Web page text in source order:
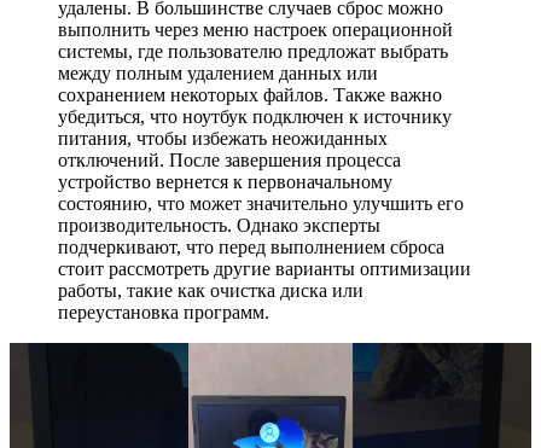
удалены. В большинстве случаев сброс можно
выполнить через меню настроек операционной
системы, где пользователю предложат выбрать
между полным удалением данных или
сохранением некоторых файлов. Также важно
убедиться, что ноутбук подключен к источнику
питания, чтобы избежать неожиданных
отключений. После завершения процесса
устройство вернется к первоначальному
состоянию, что может значительно улучшить его
производительность. Однако эксперты
подчеркивают, что перед выполнением сброса
стоит рассмотреть другие варианты оптимизации
работы, такие как очистка диска или
переустановка программ.